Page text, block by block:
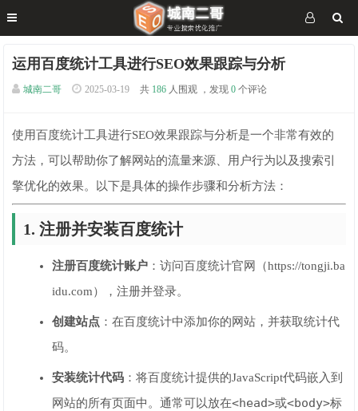
运用百度统计工具进行SEO效果跟踪与分析
城南二哥 2025-03-19 共 186 人围观 ，发现 0 个评论
使用百度统计工具进行SEO效果跟踪与分析是一个非常有效的
方法，可以帮助你了解网站的流量来源、用户行为以及搜索引
擎优化的效果。以下是具体的操作步骤和分析方法：
1. 注册并安装百度统计
注册百度统计账户 ：访问百度统计官网（https://tongji.ba
idu.com），注册并登录。
创建站点 ：在百度统计中添加你的网站，并获取统计代
码。
安装统计代码 ：将百度统计提供的JavaScript代码嵌入到
网站的所有页面中。通常可以放在<head>或<body>标